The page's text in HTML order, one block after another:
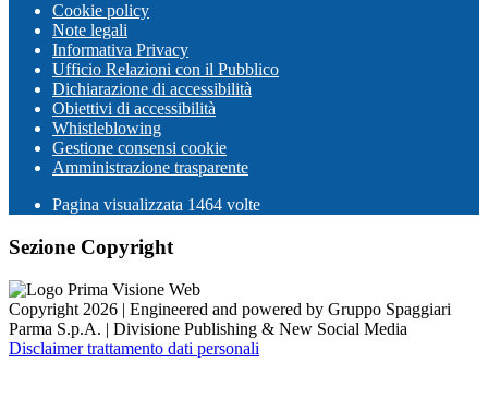
Cookie policy
Note legali
Informativa Privacy
Ufficio Relazioni con il Pubblico
Dichiarazione di accessibilità
Obiettivi di accessibilità
Whistleblowing
Gestione consensi cookie
Amministrazione trasparente
Pagina visualizzata 1464 volte
Sezione Copyright
Copyright 2026 | Engineered and powered by Gruppo Spaggiari
Parma S.p.A. | Divisione Publishing & New Social Media
Disclaimer trattamento dati personali